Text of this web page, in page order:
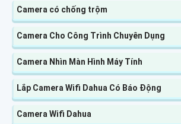
Camera có chống trộm
Camera Cho Công Trình Chuyên Dụng
Camera Nhìn Màn Hình Máy Tính
Lắp Camera Wifi Dahua Có Báo Động
Camera Wifi Dahua